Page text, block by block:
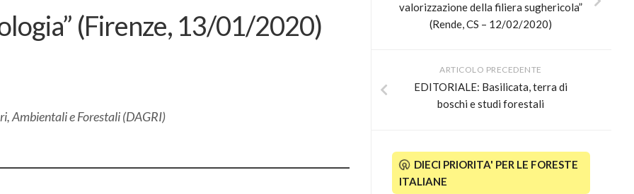
(Firenze, 13/01/2020)
Ambientali e Forestali (DAGRI)
valorizzazione della filiera sughericola”
(Rende, CS – 12/02/2020)
ARTICOLO PRECEDENTE
EDITORIALE: Basilicata, terra di
boschi e studi forestali
DIECI PRIORITA' PER LE FORESTE
ITALIANE